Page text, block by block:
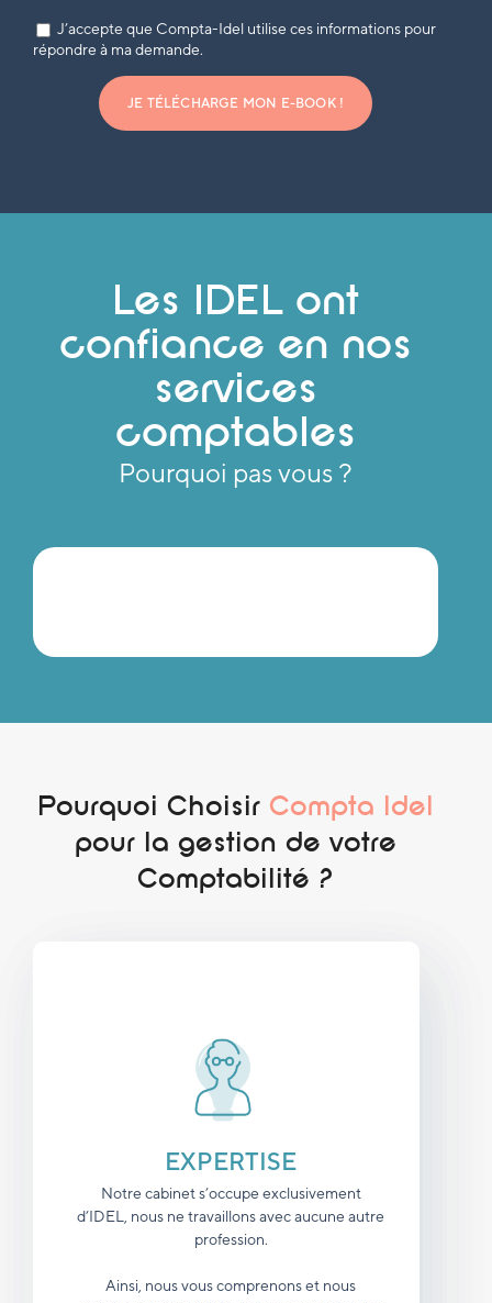
J’accepte que Compta-Idel utilise ces informations pour
répondre à ma demande.
JE TÉLÉCHARGE MON E-BOOK !
Les IDEL ont
confiance en nos
services
comptables
Pourquoi pas vous ?
Pourquoi Choisir Compta Idel
pour la gestion de votre
Comptabilité ?
EXPERTISE
Notre cabinet s’occupe exclusivement
d’IDEL, nous ne travaillons avec aucune autre
profession.
Ainsi, nous vous comprenons et nous